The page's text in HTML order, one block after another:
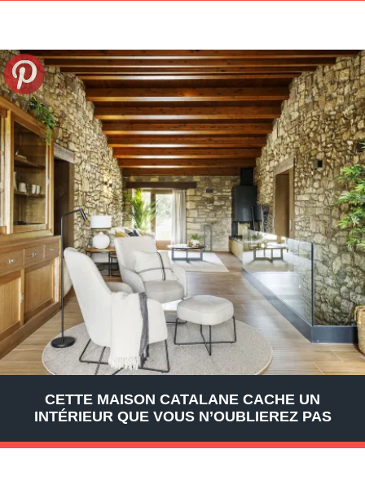
CETTE MAISON CATALANE CACHE UN
INTÉRIEUR QUE VOUS N’OUBLIEREZ PAS